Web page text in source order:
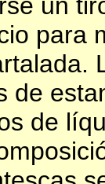
para
de
de